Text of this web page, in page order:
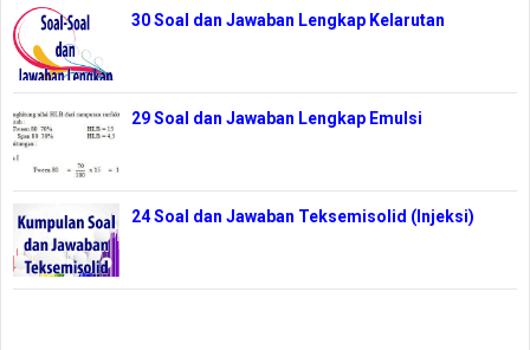
30 Soal dan Jawaban Lengkap Kelarutan
29 Soal dan Jawaban Lengkap Emulsi
24 Soal dan Jawaban Teksemisolid (Injeksi)